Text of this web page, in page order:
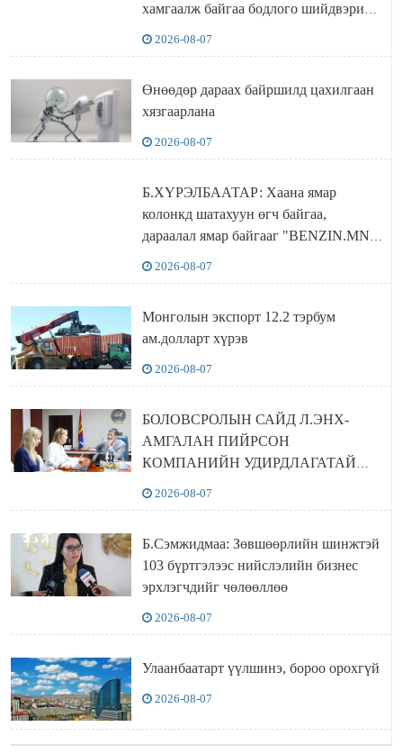
хамгаалж байгаа бодлого шийдвэрийг
2026-08-07
Өнөөдөр дараах байршилд цахилгаан
хязгаарлана
2026-08-07
Б.ХҮРЭЛБААТАР: Хаана ямар
колонкд шатахуун өгч байгаа,
дараалал ямар байгааг "BENZIN.MN”
2026-08-07
Монголын экспорт 12.2 тэрбум
ам.долларт хүрэв
2026-08-07
БОЛОВСРОЛЫН САЙД Л.ЭНХ-
АМГАЛАН ПИЙРСОН
КОМПАНИЙН УДИРДЛАГАТАЙ
2026-08-07
Б.Сэмжидмаа: Зөвшөөрлийн шинжтэй
103 бүртгэлээс нийслэлийн бизнес
эрхлэгчдийг чөлөөллөө
2026-08-07
Улаанбаатарт үүлшинэ, бороо орохгүй
2026-08-07